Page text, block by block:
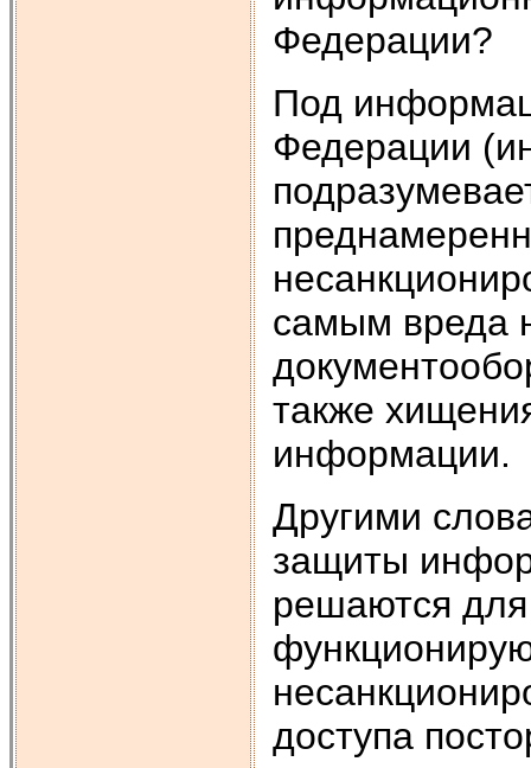
Федерации?
Под
Федерации
самым вреда
также
информации.
Другими
защиты
решаются
доступа